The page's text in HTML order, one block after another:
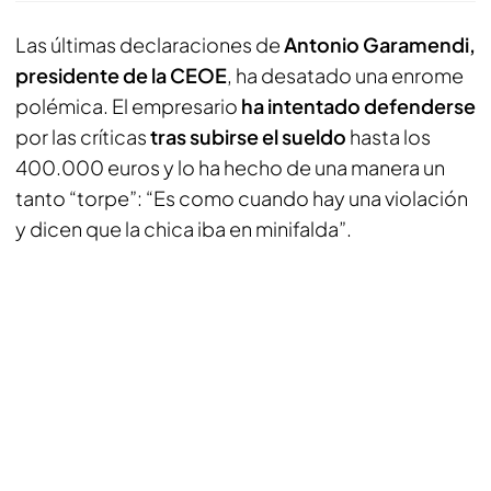
Las últimas declaraciones deAntonio Garamendi,
presidente de la CEOE, ha desatado una enrome
polémica. El empresario ha intentado defenderse
por las críticastras subirse el sueldo hasta los
400.000 euros y lo ha hecho de una manera un
tanto “torpe”: “Es como cuando hay una violación
y dicen que la chica iba en minifalda”.